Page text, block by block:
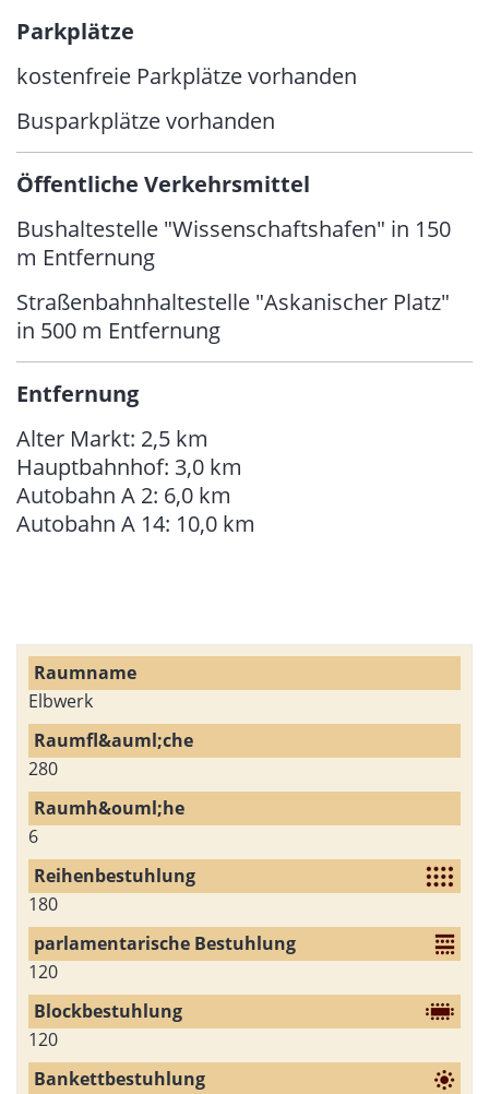
Parkplätze
kostenfreie Parkplätze vorhanden
Busparkplätze vorhanden
Öffentliche Verkehrsmittel
Bushaltestelle "Wissenschaftshafen" in 150
m Entfernung
Straßenbahnhaltestelle "Askanischer Platz"
in 500 m Entfernung
Entfernung
Alter Markt: 2,5 km
Hauptbahnhof: 3,0 km
Autobahn A 2: 6,0 km
Autobahn A 14: 10,0 km
Elbwerk
280
6
180
120
120